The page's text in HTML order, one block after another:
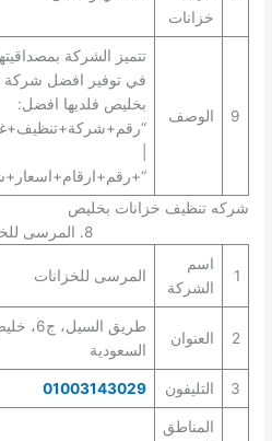
خزانات
9 الوصف
تتميز الشركة
في توفير افضل شركة
بخليص فلديها افضل:
شركه تنظيف خزانات بخليص
8. المرسى للخزانات
1
اسم
الشركة
المرسى للخزانات
2 العنوان
السعودية
3 التليفون 01003143029
المناطق